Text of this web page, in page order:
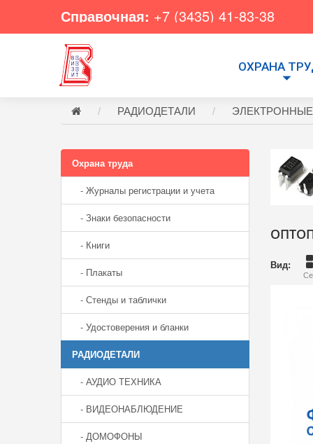
Справочная: +7 (3435) 41-83-38
ОХРАНА
РАДИОДЕТАЛИ
Охрана труда
- Журналы регистрации и учета
- Знаки безопасности
- Книги
- Плакаты
- Стенды и таблички
- Удостоверения и бланки
РАДИОДЕТАЛИ
- АУДИО ТЕХНИКА
- ВИДЕОНАБЛЮДЕНИЕ
- ДОМОФОНЫ
Вид: